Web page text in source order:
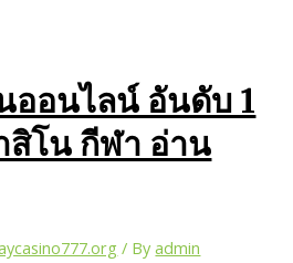
ออนไลน์ อันดับ 1
สิโน กีฬา อ่าน
/ Byadmin